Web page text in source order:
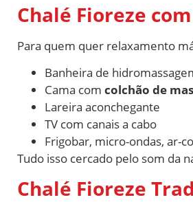
Chalé Fioreze
Para quem quer relaxamento
Banheira de
Cama com colchão de
Lareira aconchegante
TV com canais a cabo
Frigobar, micro-ondas, ar-
Tudo isso cercado pelo som da
Chalé Fioreze